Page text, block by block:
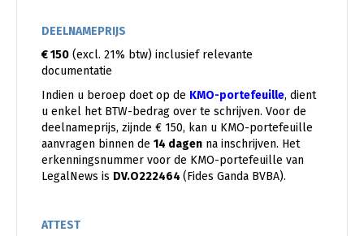
DEELNAMEPRIJS
€ 150 (excl. 21% btw) inclusief relevante
documentatie
Indien u beroep doet op de KMO-portefeuille, dient
u enkel het BTW-bedrag over te schrijven. Voor de
deelnameprijs, zijnde € 150, kan u KMO-portefeuille
aanvragen binnen de 14 dagen na inschrijven. Het
erkenningsnummer voor de KMO-portefeuille van
LegalNews is DV.O222464 (Fides Ganda BVBA).
ATTEST